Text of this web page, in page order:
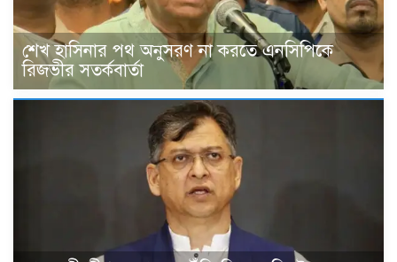
শেখ হাসিনার পথ অনুসরণ না করতে এনসিপিকে
রিজভীর সতর্কবার্তা